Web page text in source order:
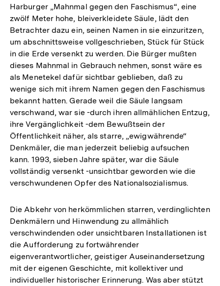
Harburger „Mahnmal gegen den Faschismus“, eine
zwölf Meter hohe, bleiverkleidete Säule, lädt den
Betrachter dazu ein, seinen Namen in sie einzuritzen,
um abschnittsweise vollgeschrieben, Stück für Stück
in die Erde versenkt zu werden. Die Bürger mußten
dieses Mahnmal in Gebrauch nehmen, sonst wäre es
als Menetekel dafür sichtbar geblieben, daß zu
wenige sich mit ihrem Namen gegen den Faschismus
bekannt hatten. Gerade weil die Säule langsam
verschwand, war sie -durch ihren allmählichen Entzug,
ihre Vergänglichkeit -dem Bewußtsein der
Öffentlichkeit näher, als starre, „ewigwährende“
Denkmäler, die man jederzeit beliebig aufsuchen
kann. 1993, sieben Jahre später, war die Säule
vollständig versenkt -unsichtbar geworden wie die
verschwundenen Opfer des Nationalsozialismus.
Die Abkehr von herkömmlichen starren, verdinglichten
Denkmälern und Hinwendung zu allmählich
verschwindenden oder unsichtbaren Installationen ist
die Aufforderung zu fortwährender
eigenverantwortlicher, geistiger Auseinandersetzung
mit der eigenen Geschichte, mit kollektiver und
individueller historischer Erinnerung. Was aber stützt